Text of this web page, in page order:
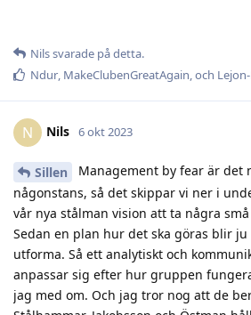
Nilssvarade på detta.
Ndur, MakeClubenGreatAgain, och
N Nils 6 okt 2023
Sillen
Management by fear är det
någonstans, så det skippar vi ner i
vår nya stålman vision att ta några
Sedan en plan hur det ska göras blir ju
utforma. Så ett analytiskt och
anpassar sig efter hur gruppen
jag med om. Och jag tror nog att de